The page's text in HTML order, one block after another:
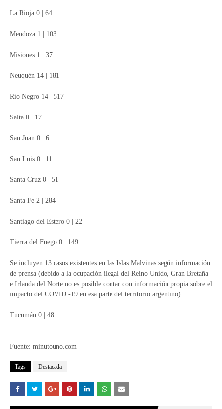
La Rioja 0 | 64
Mendoza 1 | 103
Misiones 1 | 37
Neuquén 14 | 181
Río Negro 14 | 517
Salta 0 | 17
San Juan 0 | 6
San Luis 0 | 11
Santa Cruz 0 | 51
Santa Fe 2 | 284
Santiago del Estero 0 | 22
Tierra del Fuego 0 | 149
Se incluyen 13 casos existentes en las Islas Malvinas según información
de prensa (debido a la ocupación ilegal del Reino Unido, Gran Bretaña
e Irlanda del Norte no es posible contar con información propia sobre el
impacto del COVID -19 en esa parte del territorio argentino).
Tucumán 0 | 48
Fuente: minutouno.com
Tags Destacada